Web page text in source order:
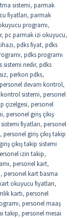
sistemi, parmak
fiyatları, parmak
programı,
, pc parmak izi okuyucu,
, pdks fiyat, pdks
, pdks programı
sistemi nedir, pdks
, perkon pdks,
personel devam kontrol,
sistemi, personel
çizelgesi, personel
, personel giriş çikiş
fiyatları, personel
, personel giriş çıkış takip
çıkış takip sistemi
izin takip,
, personel kart,
, personel kart basma
okuyucu fiyatları,
kartı, personel
, personel maaş
takip, personel mesai